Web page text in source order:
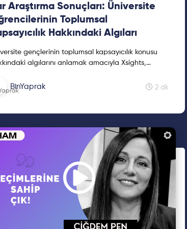
Araştırma Sonuçları: Üniversite
Toplumsal
Hakkındaki Algıları
gençlerinin toplumsal kapsayıcılık konusu
algılarını anlamak amacıyla Xsights,
öğrencisi ile yapılan araştırmanın çarpıcı
öğrenmek için yazımıza göz at!
BinYaprak 2 dk